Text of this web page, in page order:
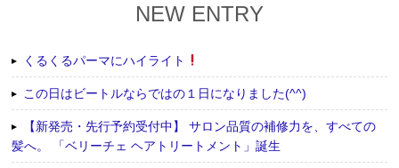
NEW ENTRY
くるくるパーマにハイライト
この日はビートルならではの１日になりました(^^)
【新発売・先行予約受付中】 サロン品質の補修力を、すべての
髪へ。 「ベリーチェ ヘアトリートメント」誕生